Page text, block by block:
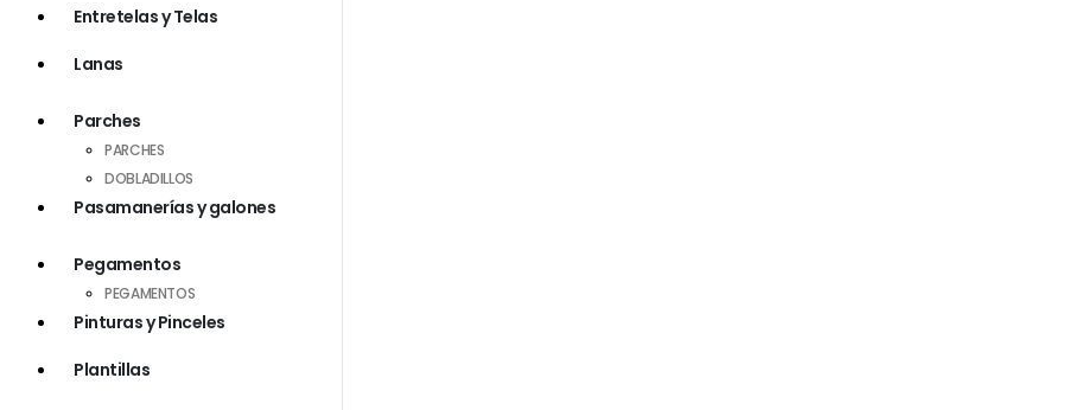
Entretelas y Telas
Lanas
Parches
PARCHES
DOBLADILLOS
Pasamanerías y galones
Pegamentos
PEGAMENTOS
Pinturas y Pinceles
Plantillas